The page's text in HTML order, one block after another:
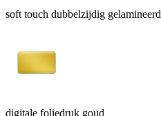
soft touch dubbelzijdig
digitale foliedruk goud